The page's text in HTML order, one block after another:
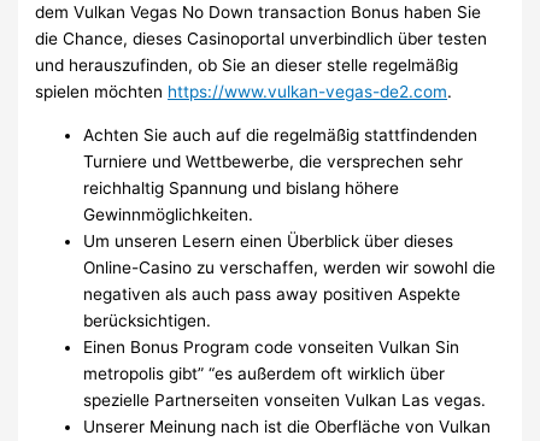
dem Vulkan Vegas No Down transaction Bonus haben Sie
die Chance, dieses Casinoportal unverbindlich über testen
und herauszufinden, ob Sie an dieser stelle regelmäßig
spielen möchten https://www.vulkan-vegas-de2.com.
Achten Sie auch auf die regelmäßig stattfindenden
Turniere und Wettbewerbe, die versprechen sehr
reichhaltig Spannung und bislang höhere
Gewinnmöglichkeiten.
Um unseren Lesern einen Überblick über dieses
Online-Casino zu verschaffen, werden wir sowohl die
negativen als auch pass away positiven Aspekte
berücksichtigen.
Einen Bonus Program code vonseiten Vulkan Sin
metropolis gibt” “es außerdem oft wirklich über
spezielle Partnerseiten vonseiten Vulkan Las vegas.
Unserer Meinung nach ist die Oberfläche von Vulkan